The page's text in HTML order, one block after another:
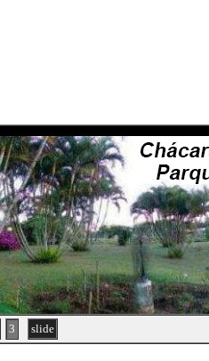
3 slide